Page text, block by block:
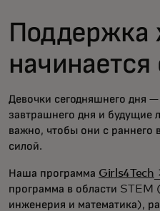
Девочки сегодняшнего дня
завтрашнего дня и будущие
важно, чтобы они с раннего
силой.
Наша программа Girls4Tech
программа в области STEM
инженерия и математика),